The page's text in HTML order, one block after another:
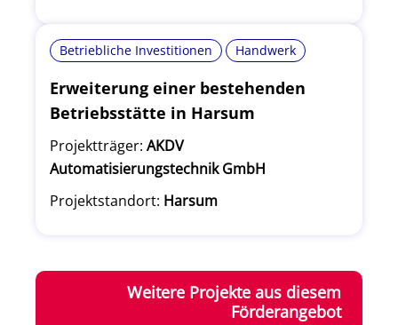
Betriebliche Investitionen Handwerk
Erweiterung einer bestehenden
Betriebsstätte in Harsum
Projektträger: AKDV
Automatisierungstechnik GmbH
Projektstandort: Harsum
Weitere Projekte aus diesem
Förderangebot